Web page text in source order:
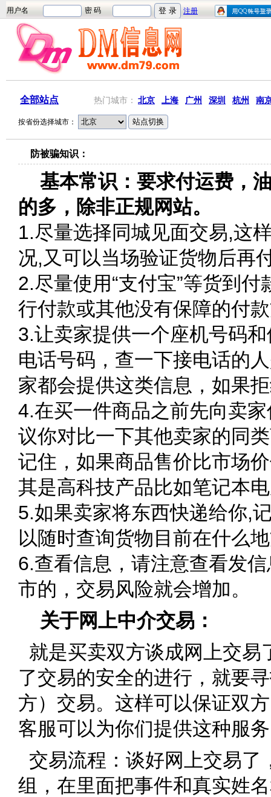
全部站点 热门城市： 北京 上海 广州 深圳 杭州 南
按省份选择城市：
防被骗知识：
基本常识：要求付运费，
的多，除非正规网站。
1.尽量选择同城见面交易,这
况,又可以当场验证货物后再
2.尽量使用“支付宝”等货到
行付款或其他没有保障的付
3.让卖家提供一个座机号码
电话号码，查一下接电话的
家都会提供这类信息，如果
4.在买一件商品之前先向卖
议你对比一下其他卖家的同
记住，如果商品售价比市场
其是高科技产品比如笔记本
5.如果卖家将东西快递给你,
以随时查询货物目前在什么
6.查看信息，请注意查看发
市的，交易风险就会增加。
关于网上中介交易：
就是买卖双方谈成网上交易
了交易的安全的进行，就要
方）交易。这样可以保证双
客服可以为你们提供这种服
交易流程：谈好网上交易了
组，在里面把事件和真实姓